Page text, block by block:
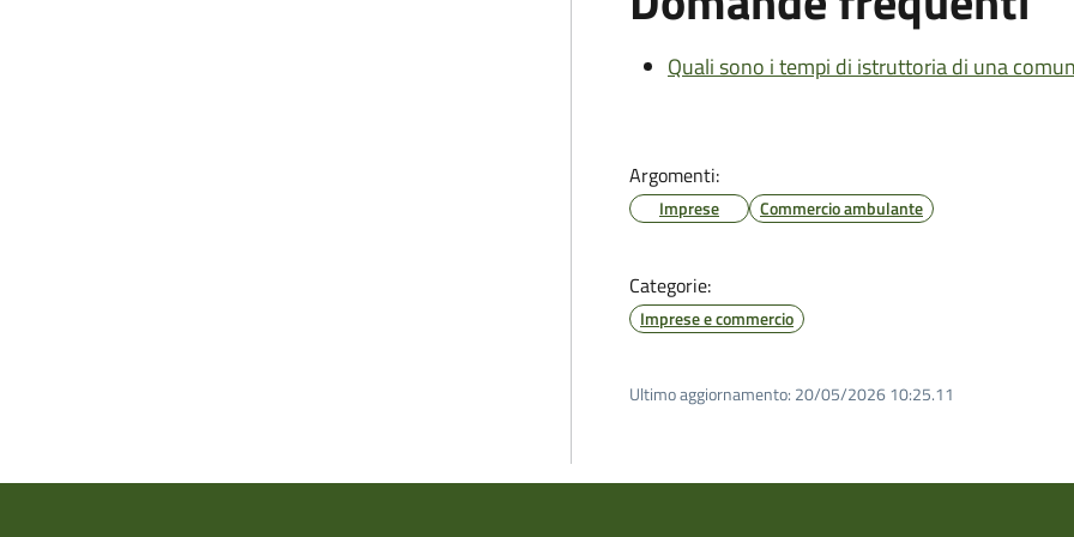
Quali sono i tempi di istruttoria di una
Argomenti:
Imprese Commercio ambulante
Categorie:
Imprese e commercio
Ultimo aggiornamento: 20/05/2026 10:25.11